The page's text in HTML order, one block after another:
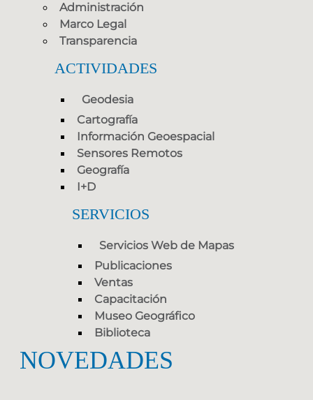
Administración
Marco Legal
Transparencia
ACTIVIDADES
Geodesia
Cartografía
Información Geoespacial
Sensores Remotos
Geografía
I+D
SERVICIOS
Servicios Web de Mapas
Publicaciones
Ventas
Capacitación
Museo Geográfico
Biblioteca
NOVEDADES